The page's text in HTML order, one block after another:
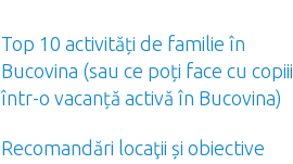
Top 10 activități de familie în
Bucovina (sau ce poți face cu copiii
într-o vacanță activă în Bucovina)
Recomandări locaţii și obiective